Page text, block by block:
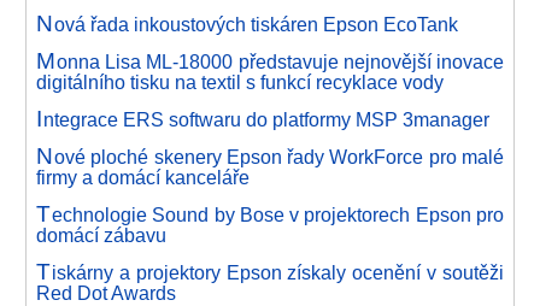
Nová řada inkoustových tiskáren Epson EcoTank
Monna Lisa ML-18000 představuje nejnovější inovace
digitálního tisku na textil s funkcí recyklace vody
Integrace ERS softwaru do platformy MSP 3manager
Nové ploché skenery Epson řady WorkForce pro malé
firmy a domácí kanceláře
Technologie Sound by Bose v projektorech Epson pro
domácí zábavu
Tiskárny a projektory Epson získaly ocenění v soutěži
Red Dot Awards